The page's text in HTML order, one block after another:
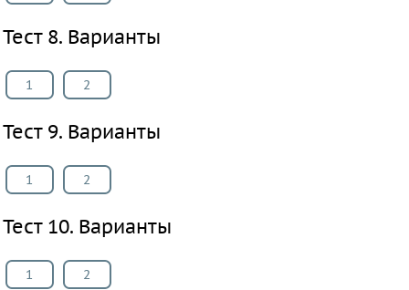
Испанский
Искусство
Казахский
язык
Физкультура
ВИДЕОРЕШЕНИЯ
Тест 8. Варианты
1 2
Тест 9. Варианты
1 2
Тест 10. Варианты
1 2